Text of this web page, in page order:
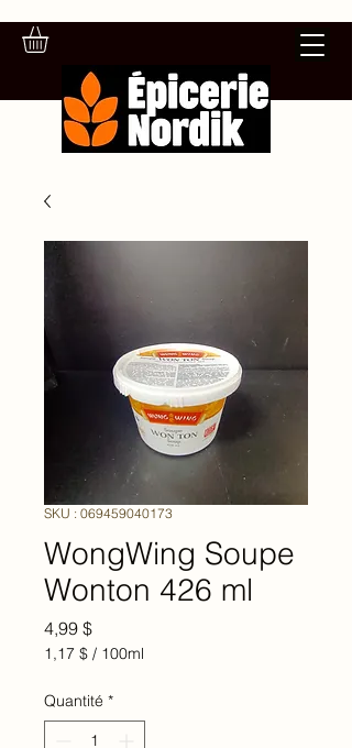
SKU : 069459040173
WongWing Soupe
Wonton 426 ml
4,99 $Prix
1,17 $ / 100ml
pour
100
Millilitres
Quantité *